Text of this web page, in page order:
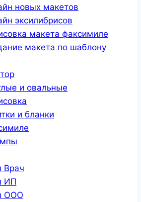
новых макетов
эксилибрисов
макета факсимиле
макета по шаблону
и овальные
и бланки
Врач
ИП
ООО